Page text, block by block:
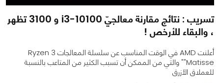
تسريب : نتائج مقارنة معالجيّ i3-10100 و 3100 تظهر
، والبقاء للأرخص !
أعلنت AMD في الوقت المناسب عن سلسلة المعالجات Ryzen 3
"Matisse" والتي من الممكن أن تسبب الكثير من المتاعب بالنسبة
للعملاق الأزرق